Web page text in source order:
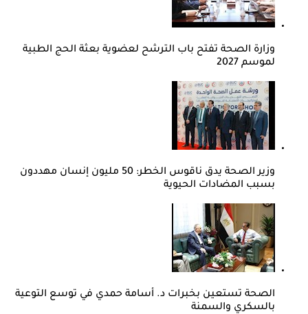
وزارة الصحة تفتح باب الترشح لعضوية بعثة الحج الطبية
لموسم 2027
وزير الصحة يدق ناقوس الخطر: 50 مليون إنسان مهددون
بسبب المضادات الحيوية
الصحة تستعين بخبرات د. أسامة حمدي في توسع التوعية
بالسكري والسمنة